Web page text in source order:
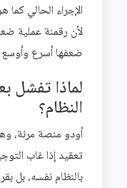
الإجراء الحالي كما
لأن رقمنة عملية
ضعفها أسرع وأوسع
لماذا تفشل
النظام؟
أودو منصة مرنة،
تعقيد إذا غاب
بالنظام نفسه، بل